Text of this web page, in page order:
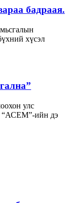
бадраая.
хүсэл
улс
“АСЕМ”-ийн дэ